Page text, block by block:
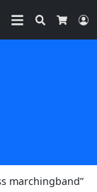
Search
marchingband”